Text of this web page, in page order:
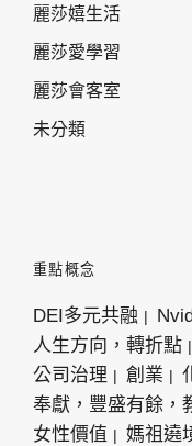
麗莎嬉生活
麗莎愛學習
麗莎會客室
未分類
重點概念
DEI多元共融
人生方向，轉折點
公司治理
創業
奉獻，豐盛有餘，
女性價值
媽祖遶